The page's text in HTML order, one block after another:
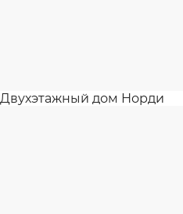
Двухэтажный дом Норди